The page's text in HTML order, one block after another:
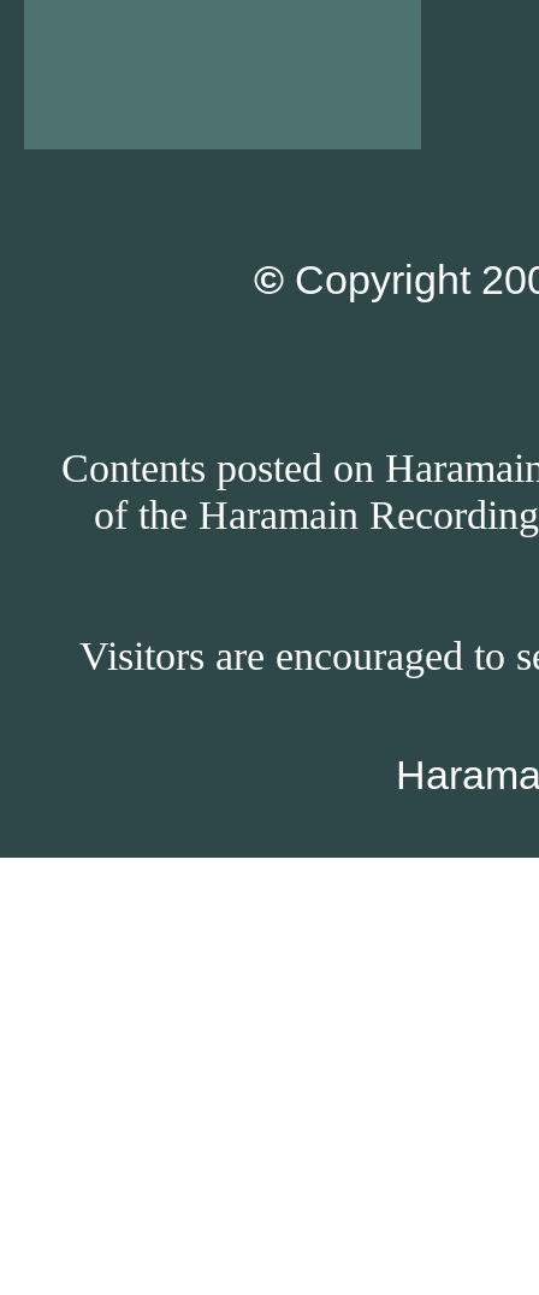
© Copyright
Contents posted on
of the Haramain
Visitors are encouraged to